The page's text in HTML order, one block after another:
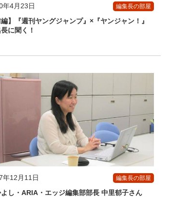
年4月23日 編集長の部屋
編】『週刊ヤングジャンプ』×『ヤンジャン！』
に聞く！
年12月11日 編集長の部屋
し・ARIA・エッジ編集部部長 中里郁子さん